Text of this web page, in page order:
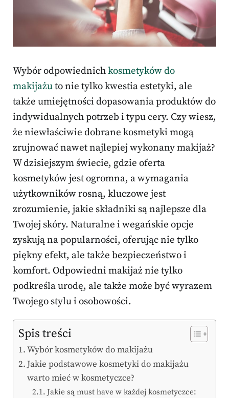
Wybór odpowiednichkosmetyków do
makijażuto nie tylko kwestia estetyki, ale
także umiejętności dopasowania produktów do
indywidualnych potrzeb i typu cery. Czy wiesz,
że niewłaściwie dobrane kosmetyki mogą
zrujnować nawet najlepiej wykonany makijaż?
W dzisiejszym świecie, gdzie oferta
kosmetyków jest ogromna, a wymagania
użytkowników rosną, kluczowe jest
zrozumienie, jakie składniki są najlepsze dla
Twojej skóry. Naturalne i wegańskie opcje
zyskują na popularności, oferując nie tylko
piękny efekt, ale także bezpieczeństwo i
komfort. Odpowiedni makijaż nie tylko
podkreśla urodę, ale także może być wyrazem
Twojego stylu i osobowości.
Spis treści
Wybór kosmetyków do makijażu
Jakie podstawowe kosmetyki do makijażu
warto mieć w kosmetyczce?
Jakie są must have w każdej kosmetyczce: